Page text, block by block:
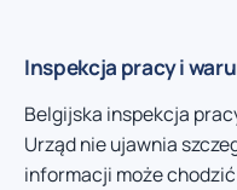
Inspekcja pracy i
Belgijska inspekcja
Urząd nie ujawnia
informacji może